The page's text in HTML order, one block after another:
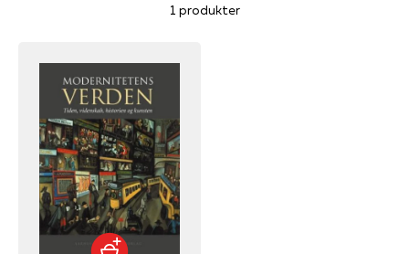
1 produkter